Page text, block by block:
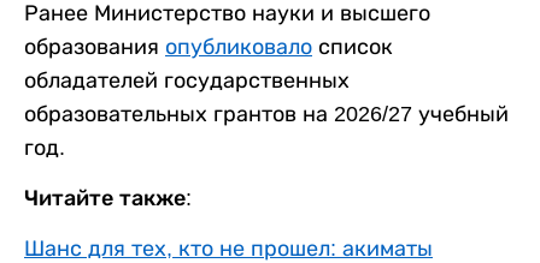
Ранее Министерство науки и высшего
образования опубликовало список
обладателей государственных
образовательных грантов на 2026/27 учебный
год.
Читайте также:
Шанс для тех, кто не прошел: акиматы